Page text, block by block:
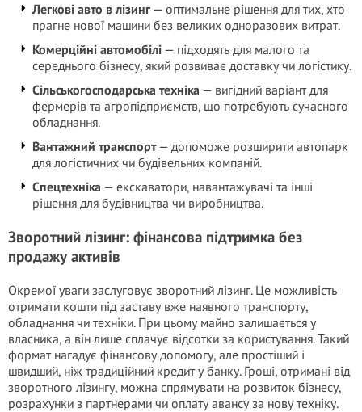
Легкові авто в лізинг — оптимальне рішення для тих, хто
прагне нової машини без великих одноразових витрат.
Комерційні автомобілі — підходять для малого та
середнього бізнесу, який розвиває доставку чи логістику.
Сільськогосподарська техніка — вигідний варіант для
фермерів та агропідприємств, що потребують сучасного
обладнання.
Вантажний транспорт— допоможе розширити автопарк
для логістичних чи будівельних компаній.
Спецтехніка — екскаватори, навантажувачі та інші
рішення для будівництва чи виробництва.
Зворотний лізинг: фінансова підтримка без
продажу активів
Окремої уваги заслуговує зворотний лізинг. Це можливість
отримати кошти під заставу вже наявного транспорту,
обладнання чи техніки. При цьому майно залишається у
власника, а він лише сплачує відсотки за користування. Такий
формат нагадує фінансову допомогу, але простіший і
швидший, ніж традиційний кредит у банку. Гроші, отримані від
зворотного лізингу, можна спрямувати на розвиток бізнесу,
розрахунки з партнерами чи оплату авансу за нову техніку.